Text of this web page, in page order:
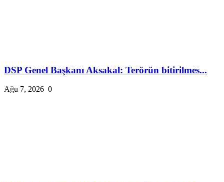
DSP Genel Başkanı Aksakal: Terörün bitirilmes...
Ağu 7, 2026 0